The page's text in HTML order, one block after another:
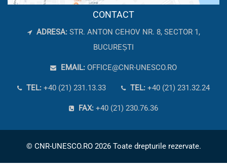
CONTACT
ADRESA: STR. ANTON CEHOV NR. 8, SECTOR 1,
BUCUREȘTI
EMAIL: OFFICE@CNR-UNESCO.RO
TEL: +40 (21) 231.13.33 TEL: +40 (21) 231.32.24
FAX: +40 (21) 230.76.36
© CNR-UNESCO.RO 2026 Toate drepturile rezervate.